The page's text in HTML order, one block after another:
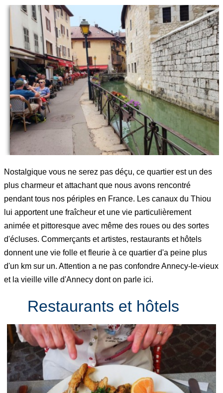
Nostalgique vous ne serez pas déçu, ce quartier est un des
plus charmeur et attachant que nous avons rencontré
pendant tous nos périples en France. Les canaux du Thiou
lui apportent une fraîcheur et une vie particulièrement
animée et pittoresque avec même des roues ou des sortes
d'écluses. Commerçants et artistes, restaurants et hôtels
donnent une vie folle et fleurie à ce quartier d'a peine plus
d'un km sur un. Attention a ne pas confondre Annecy-le-vieux
et la vieille ville d'Annecy dont on parle ici.
Restaurants et hôtels